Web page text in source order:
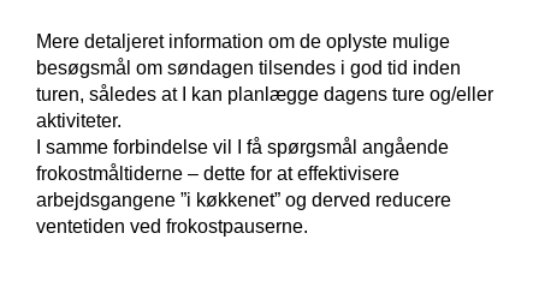
Mere detaljeret information om de oplyste mulige
besøgsmål om søndagen tilsendes i god tid inden
turen, således at I kan planlægge dagens ture og/eller
aktiviteter.
I samme forbindelse vil I få spørgsmål angående
frokostmåltiderne – dette for at effektivisere
arbejdsgangene ”i køkkenet” og derved reducere
ventetiden ved frokostpauserne.